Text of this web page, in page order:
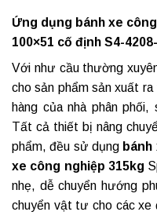
Ứng dụng bánh xe
100×51 cố định S4-
Với như cầu thường
cho sản phẩm sản xuất
hàng của nhà phân
Tất cả thiết bị nâng
phẩm, đều sử dụng bánh
xe công nghiệp 315kg
nhẹ, dễ chuyển hướng
chuyển vật tư cho các xe